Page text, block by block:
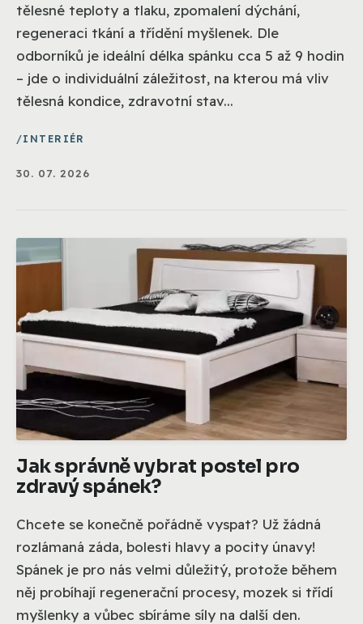
tělesné teploty a tlaku, zpomalení dýchání,
regeneraci tkání a třídění myšlenek. Dle
odborníků je ideální délka spánku cca 5 až 9 hodin
– jde o individuální záležitost, na kterou má vliv
tělesná kondice, zdravotní stav...
INTERIÉR
30. 07. 2026
Jak správně vybrat postel pro
zdravý spánek?
Chcete se konečně pořádně vyspat? Už žádná
rozlámaná záda, bolesti hlavy a pocity únavy!
Spánek je pro nás velmi důležitý, protože během
něj probíhají regenerační procesy, mozek si třídí
myšlenky a vůbec sbíráme síly na další den.